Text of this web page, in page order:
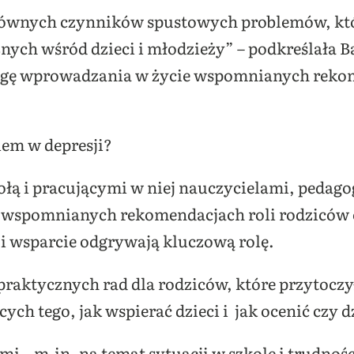
czynników spustowych problemów,
wśród dzieci i młodzieży” – podkreślała
wprowadzania w życie wspomnianych
w depresji?
i pracującymi w niej nauczycielami,
rekomendacjach roli
wsparcie odgrywają kluczową rolę.
rad dla rodziców, które
tego, jak wspierać dzieci i jak ocenić czy